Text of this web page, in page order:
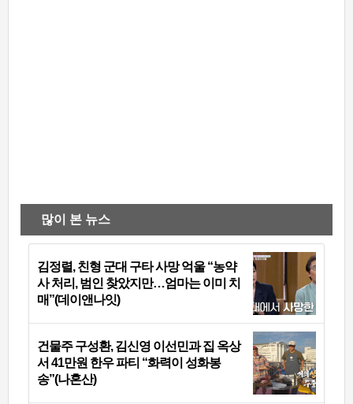
많이 본 뉴스
김정렬, 친형 군대 구타 사망 억울 “농약
사 처리, 범인 찾았지만…엄마는 이미 치
매”(데이앤나잇)
건물주 구성환, 김신영 이선민과 집 옥상
서 41만원 한우 파티 “화력이 성화봉
송”(나혼산)